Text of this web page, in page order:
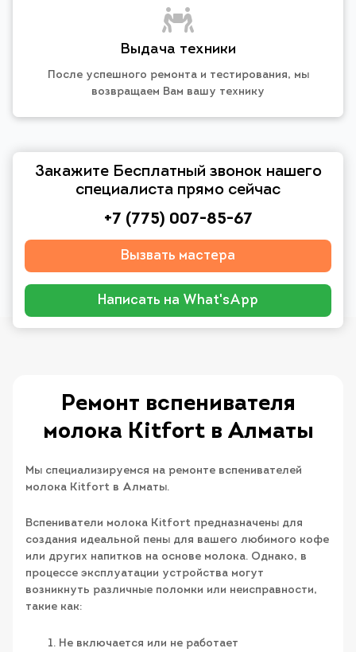
Выдача техники
После успешного ремонта и тестирования, мы
возвращаем Вам вашу технику
Закажите Бесплатный звонок нашего
специалиста прямо сейчас
+7 (775) 007-85-67
Вызвать мастера
Написать на What'sApp
Ремонт вспенивателя
молока Kitfort в Алматы
Мы специализируемся на ремонте вспенивателей
молока Kitfort в Алматы.
Вспениватели молока Kitfort предназначены для
создания идеальной пены для вашего любимого кофе
или других напитков на основе молока. Однако, в
процессе эксплуатации устройства могут
возникнуть различные поломки или неисправности,
такие как:
Не включается или не работает